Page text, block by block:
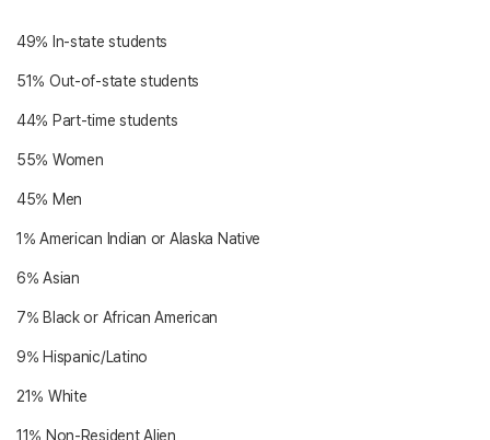
49% In-state students
51% Out-of-state students
44% Part-time students
55% Women
45% Men
1% American Indian or Alaska Native
6% Asian
7% Black or African American
9% Hispanic/Latino
21% White